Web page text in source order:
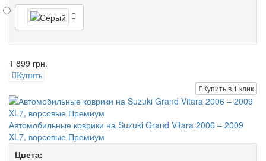
1 899 грн.
Купить
Купить в 1 клик
Автомобильные коврики на Suzuki Grand Vitara 2006 – 2009
XL7, ворсовые Премиум
Цвета: